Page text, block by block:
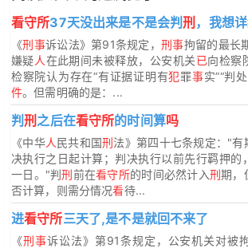
看守所37天没出来是不是会判刑 ，我想
《刑事诉讼法》第91条规定，刑事拘留的最长
嫌疑人在此期间未被释放，公安机关已向检察
检察院认为存在“有证据证明有犯罪事实”“判
件。但需明确的是：...
判刑 之后在看守所的时间算吗
《中华人民共和国刑法》第四十七条规定："有
决执行之日起计算；判决执行以前先行羁押的
一日。"判刑前在看守所的时间必然计入刑期，
否计算，则需分情况看待...
进看守所三天了,是不是就回不来了
《刑事诉讼法》第91条规定，公安机关对被